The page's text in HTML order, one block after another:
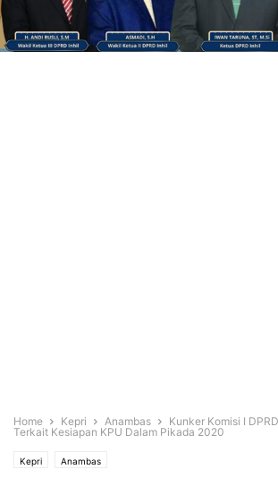
Home Kepri Anambas
Kunker Komisi I
Terkait Kesiapan KPU Dalam Pikada 2020
Kepri Anambas